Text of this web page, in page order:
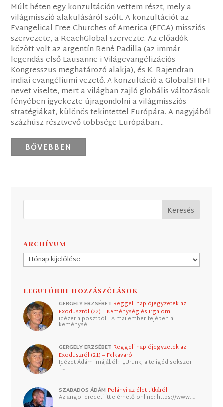
Múlt héten egy konzultáción vettem részt, mely a
világmisszió alakulásáról szólt. A konzultációt az
Evangelical Free Churches of America (EFCA) missziós
szervezete, a ReachGlobal szervezte. Az előadók
között volt az argentín René Padilla (az immár
legendás első Lausanne-i Világevangélizációs
Kongresszus meghatározó alakja), és K. Rajendran
indiai evangéliumi vezető. A konzultáció a GlobalSHIFT
nevet viselte, mert a világban zajló globális változások
fényében igyekezte újragondolni a világmissziós
stratégiákat, különös tekintettel Európára. A nagyjából
százhúsz résztvevő többsége Európában...
BŐVEBBEN
ARCHÍVUM
Archívum
LEGUTÓBBI HOZZÁSZÓLÁSOK
GERGELY ERZSÉBET Reggeli naplójegyzetek az
Exoduszról (22) – Keménység és irgalom
Idézet a posztból: "A mai ember fejében a
keménysé…
GERGELY ERZSÉBET Reggeli naplójegyzetek az
Exoduszról (21) – Felkavaró
Idézet Ádám imájából: "„Urunk, a te igéd sokszor
f…
SZABADOS ÁDÁM Polányi az élet titkáról
Az angol eredeti itt elérhető online: https://www.…